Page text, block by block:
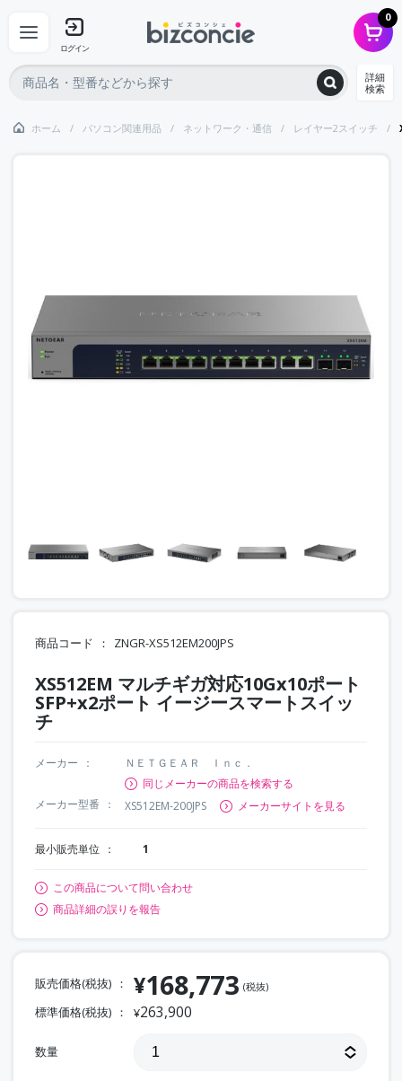
ログイン
0
詳細
検索
ホーム パソコン関連用品 ネットワーク・通信 レイヤー2スイッチ
商品コード ZNGR-XS512EM200JPS
XS512EM マルチギガ対応10Gx10ポート
SFP+x2ポート イージースマートスイッ
チ
メーカー
ＮＥＴＧＥＡＲ Ｉｎｃ．
同じメーカーの商品を検索する
メーカー型番
XS512EM-200JPS メーカーサイトを見る
最小販売単位 1
この商品について問い合わせ
商品詳細の誤りを報告
販売価格(税抜) ¥168,773 (税抜)
標準価格(税抜) ¥263,900
数量